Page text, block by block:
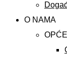
O NAMA